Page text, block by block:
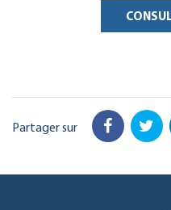
Partager sur